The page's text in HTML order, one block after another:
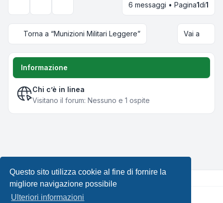
Questo sito utilizza cookie al fine di fornire la
migliore navigazione possibile
Ulteriori informazioni
Opzioni di visualizzazione e ordinamento
6 messaggi • Pagina1di1
Torna a “Munizioni Militari Leggere” Vai a
Informazione
Chi c’è in linea
Visitano il forum: Nessuno e 1 ospite